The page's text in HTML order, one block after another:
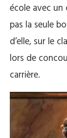
école avec
pas la seule
d’elle, sur le
lors de
carrière.